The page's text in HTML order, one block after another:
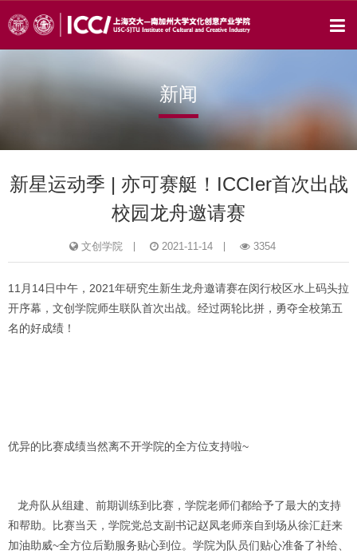
新闻
​新星运动季 | 亦可赛艇！ICCIer首次出战
校园龙舟邀请赛
文创学院 2021-11-14 3354
11月14日中午，2021年研究生新生龙舟邀请赛在闵行校区水上码头拉
开序幕，文创学院师生联队首次出战。经过两轮比拼，勇夺全校第五
名的好成绩！
优异的比赛成绩当然离不开学院的全方位支持啦~
龙舟队从组建、前期训练到比赛，学院老师们都给予了最大的支持
和帮助。比赛当天，学院党总支副书记赵凤老师亲自到场从徐汇赶来
加油助威~全方位后勤服务贴心到位。学院为队员们贴心准备了补给、